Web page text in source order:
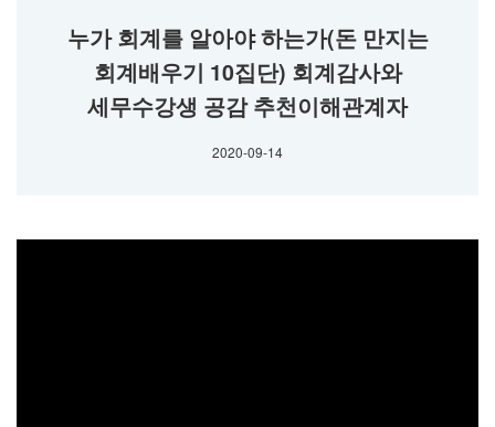
누가 회계를 알아야 하는가(돈 만지는
회계배우기 10집단) 회계감사와
세무수강생 공감 추천이해관계자
2020-09-14